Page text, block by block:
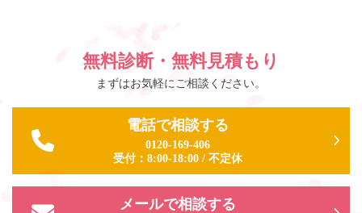
無料診断・無料見積もり
まずはお気軽にご相談ください。
電話で相談する
0120-169-406
受付： 8:00-18:00/ 不定休
メールで相談する